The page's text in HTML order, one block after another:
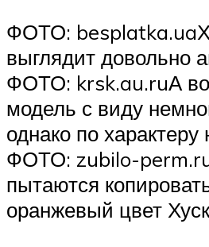
ФОТО:
выглядит довольно
ФОТО: krsk.au.ruА
модель с виду
однако по характеру
ФОТО: zubilo-
пытаются
оранжевый цвет